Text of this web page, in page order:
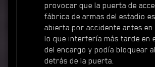
provocar que la puerta de
fábrica de armas del estadio
abierta por accidente antes en
lo que interfería más tarde en
del encargo y podía bloquear
detrás de la puerta.